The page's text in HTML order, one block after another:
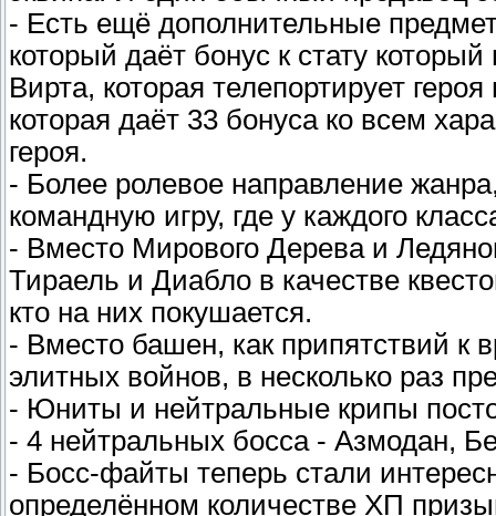
- Есть ещё дополнительные
который даёт бонус к стату
Вирта, которая телепортирует
которая даёт 33 бонуса ко всем
героя.
- Более ролевое направление
командную игру, где у каждого
- Вместо Мирового Дерева и
Тираель и Диабло в качестве
кто на них покушается.
- Вместо башен, как припятствий к
элитных войнов, в несколько раз
- Юниты и нейтральные крипы
- 4 нейтральных босса - Азмодан,
- Босс-файты теперь стали
определённом количестве ХП